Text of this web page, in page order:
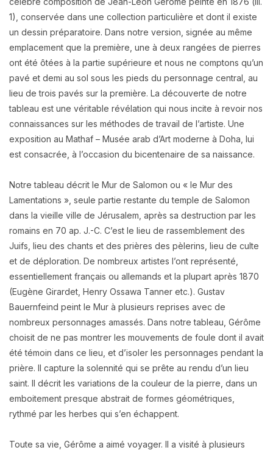
1), conservée dans une collection particulière et dont il existe
un dessin préparatoire. Dans notre version, signée au même
emplacement que la première, une à deux rangées de pierres
ont été ôtées à la partie supérieure et nous ne comptons qu’un
pavé et demi au sol sous les pieds du personnage central, au
lieu de trois pavés sur la première. La découverte de notre
tableau est une véritable révélation qui nous incite à revoir nos
connaissances sur les méthodes de travail de l’artiste. Une
exposition au Mathaf – Musée arab d’Art moderne à Doha, lui
est consacrée, à l’occasion du bicentenaire de sa naissance.
Notre tableau décrit le Mur de Salomon ou « le Mur des
Lamentations », seule partie restante du temple de Salomon
dans la vieille ville de Jérusalem, après sa destruction par les
romains en 70 ap. J.-C. C’est le lieu de rassemblement des
Juifs, lieu des chants et des prières des pèlerins, lieu de culte
et de déploration. De nombreux artistes l’ont représenté,
essentiellement français ou allemands et la plupart après 1870
(Eugène Girardet, Henry Ossawa Tanner etc.). Gustav
Bauernfeind peint le Mur à plusieurs reprises avec de
nombreux personnages amassés. Dans notre tableau, Gérôme
choisit de ne pas montrer les mouvements de foule dont il avait
été témoin dans ce lieu, et d’isoler les personnages pendant la
prière. Il capture la solennité qui se prête au rendu d’un lieu
saint. Il décrit les variations de la couleur de la pierre, dans un
emboitement presque abstrait de formes géométriques,
rythmé par les herbes qui s’en échappent.
Toute sa vie, Gérôme a aimé voyager. Il a visité à plusieurs